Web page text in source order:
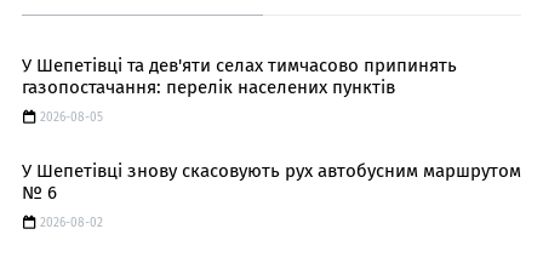
У Шепетівці та дев'яти селах тимчасово припинять
газопостачання: перелік населених пунктів
2026-08-05
У Шепетівці знову скасовують рух автобусним маршрутом
№ 6
2026-08-02